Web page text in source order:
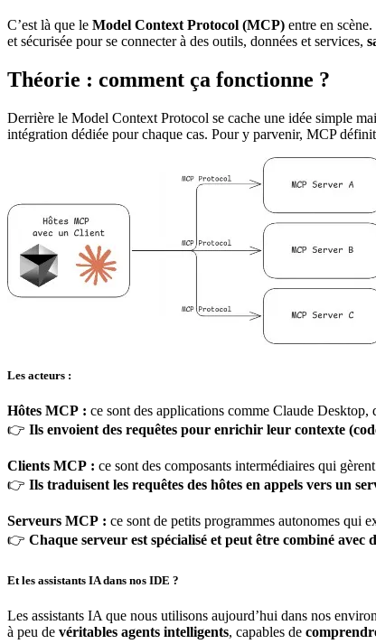
C’est là que le Model Context Protocol (MCP) entre en
et sécurisée pour se connecter à des outils, données et services,
Théorie : comment ça fonctionne ?
Derrière le Model Context Protocol se cache une idée simple
intégration dédiée pour chaque cas. Pour y parvenir, MCP
Les acteurs :
Hôtes MCP : ce sont des applications comme Claude
👉 Ils envoient des requêtes pour enrichir leur contexte
Clients MCP : ce sont des composants intermédiaires qui
👉 Ils traduisent les requêtes des hôtes en appels vers un
Serveurs MCP : ce sont de petits programmes autonomes qui
👉 Chaque serveur est spécialisé et peut être combiné avec
Et les assistants IA dans nos IDE ?
Les assistants IA que nous utilisons aujourd’hui dans nos
à peu de véritables agents intelligents, capables de